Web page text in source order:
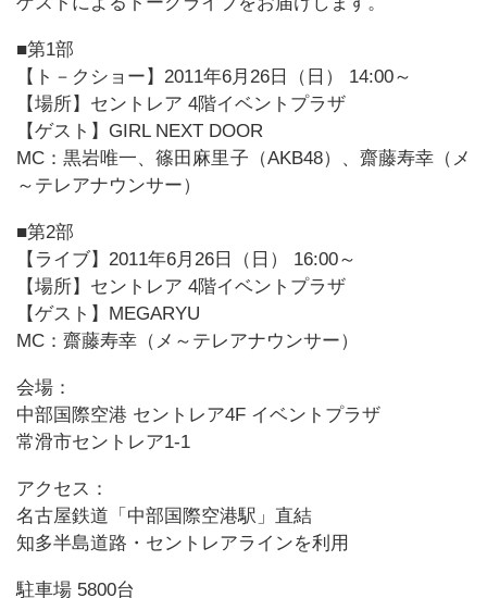
■第1部
【ト－クショー】2011年6月26日（日） 14:00～
【場所】セントレア 4階イベントプラザ
【ゲスト】GIRL NEXT DOOR
MC：黒岩唯一、篠田麻里子（AKB48）、齋藤寿幸（メ
～テレアナウンサー）
■第2部
【ライブ】2011年6月26日（日） 16:00～
【場所】セントレア 4階イベントプラザ
【ゲスト】MEGARYU
MC：齋藤寿幸（メ～テレアナウンサー）
会場：
中部国際空港 セントレア4F イベントプラザ
常滑市セントレア1-1
アクセス：
名古屋鉄道「中部国際空港駅」直結
知多半島道路・セントレアラインを利用
駐車場 5800台